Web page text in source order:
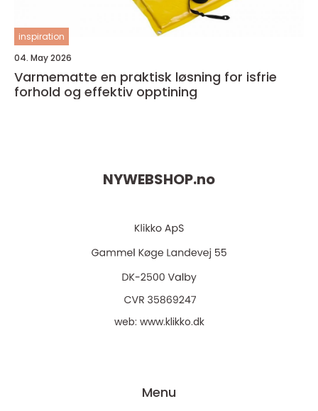
inspiration
04. May 2026
Varmematte en praktisk løsning for isfrie
forhold og effektiv opptining
NYWEBSHOP.no
web: www.klikko.dk
Menu